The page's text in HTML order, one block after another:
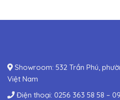
Showroom: 532 Trần Phú,
Việt Nam
Điện thoại: 0256 363 58 58 –